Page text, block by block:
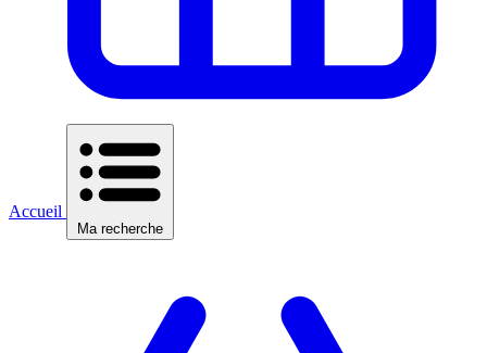
Accueil
Ma recherche